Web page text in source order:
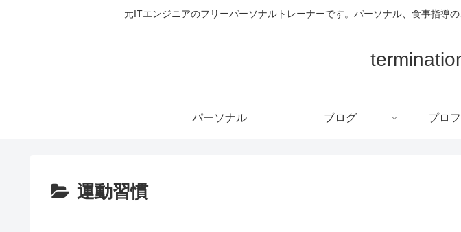
元ITエンジニアのフリーパーソナルトレーナーです。パーソナル、食事指導
パーソナル ブログ プロ
運動習慣